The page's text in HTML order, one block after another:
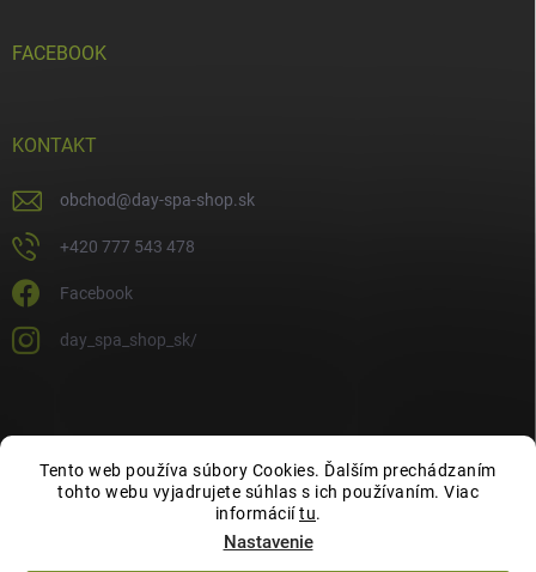
Tento web používa súbory Cookies. Ďalším prechádzaním
tohto webu vyjadrujete súhlas s ich používaním. Viac
informáciítu.
Nastavenie
FACEBOOK
KONTAKT
obchod@day-spa-shop.sk
+420 777 543 478
Facebook
day_spa_shop_sk/